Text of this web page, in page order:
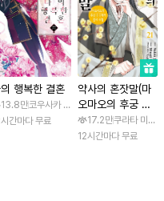
행복한 결혼
13.8만코우사카 리토 / 아기토기 아쿠미
간마다 무료
약사의 혼잣말(마
오마오의 후궁 수
수께끼 풀이수첩)
17.2만쿠라타 미노
12시간마다 무료